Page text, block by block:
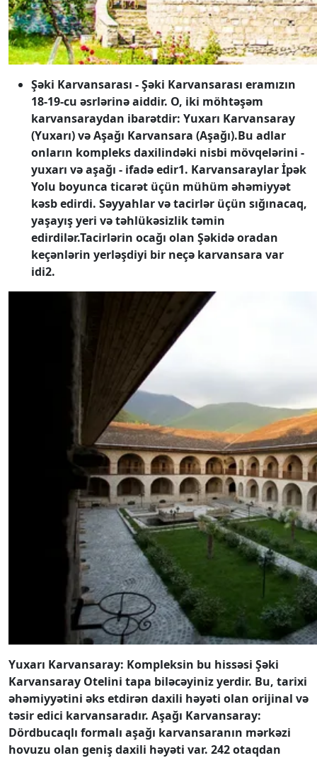
Şəki Karvansarası - Şəki Karvansarası eramızın
18-19-cu əsrlərinə aiddir. O, iki möhtəşəm
karvansaraydan ibarətdir: Yuxarı Karvansaray
(Yuxarı) və Aşağı Karvansara (Aşağı).Bu adlar
onların kompleks daxilindəki nisbi mövqelərini -
yuxarı və aşağı - ifadə edir1. Karvansaraylar İpək
Yolu boyunca ticarət üçün mühüm əhəmiyyət
kəsb edirdi. Səyyahlar və tacirlər üçün sığınacaq,
yaşayış yeri və təhlükəsizlik təmin
edirdilər.Tacirlərin ocağı olan Şəkidə oradan
keçənlərin yerləşdiyi bir neçə karvansara var
idi2.
Yuxarı Karvansaray: Kompleksin bu hissəsi Şəki
Karvansaray Otelini tapa biləcəyiniz yerdir. Bu, tarixi
əhəmiyyətini əks etdirən daxili həyəti olan orijinal və
təsir edici karvansaradır. Aşağı Karvansaray:
Dördbucaqlı formalı aşağı karvansaranın mərkəzi
hovuzu olan geniş daxili həyəti var. 242 otaqdan